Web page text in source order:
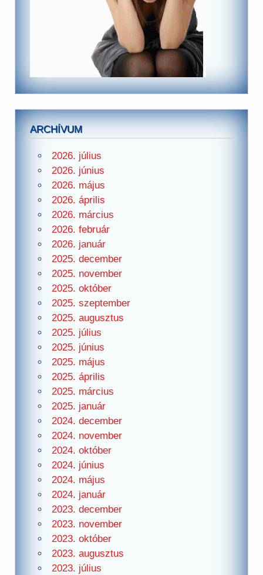
ARCHÍVUM
2026. július
2026. június
2026. május
2026. április
2026. március
2026. február
2026. január
2025. december
2025. november
2025. október
2025. szeptember
2025. augusztus
2025. július
2025. június
2025. május
2025. április
2025. március
2025. január
2024. december
2024. november
2024. október
2024. június
2024. május
2024. január
2023. december
2023. november
2023. október
2023. augusztus
2023. július